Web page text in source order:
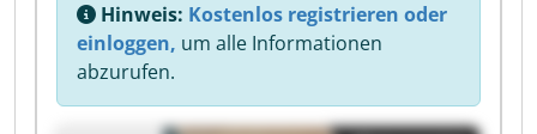
Hinweis: Kostenlos registrieren oder
einloggen, um alle Informationen
abzurufen.